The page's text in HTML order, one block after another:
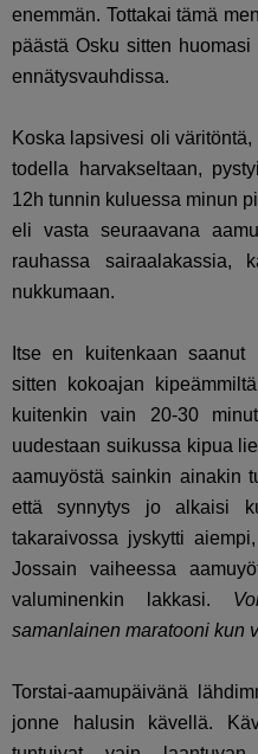
enemmän. Tottakai tämä
päästä Osku sitten
ennätysvauhdissa.
Koska lapsivesi oli
todella harvakseltaan,
12h tunnin kuluessa minun
eli vasta seuraavana
rauhassa sairaalakassia,
nukkumaan.
Itse en kuitenkaan
sitten kokoajan
kuitenkin vain 20-30
uudestaan suikussa kipua
aamuyöstä sainkin ainakin
että synnytys jo alkaisi
takaraivossa jyskytti aiempi,
Jossain vaiheessa
valuminenkin lakkasi.
samanlainen maratooni kun
Torstai-aamupäivänä
jonne halusin kävellä.